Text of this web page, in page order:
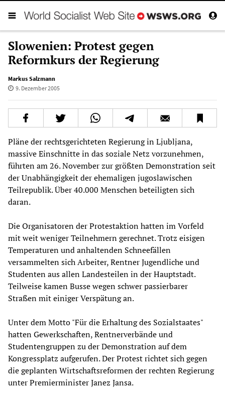
Slowenien: Protest gegen
Reformkurs der Regierung
Markus Salzmann
9. Dezember 2005
Pläne der rechtsgerichteten Regierung in Ljubljana,
massive Einschnitte in das soziale Netz vorzunehmen,
führten am 26. November zur größten Demonstration seit
der Unabhängigkeit der ehemaligen jugoslawischen
Teilrepublik. Über 40.000 Menschen beteiligten sich
daran.
Die Organisatoren der Protestaktion hatten im Vorfeld
mit weit weniger Teilnehmern gerechnet. Trotz eisigen
Temperaturen und anhaltenden Schneefällen
versammelten sich Arbeiter, Rentner Jugendliche und
Studenten aus allen Landesteilen in der Hauptstadt.
Teilweise kamen Busse wegen schwer passierbarer
Straßen mit einiger Verspätung an.
Unter dem Motto "Für die Erhaltung des Sozialstaates"
hatten Gewerkschaften, Rentnerverbände und
Studentengruppen zu der Demonstration auf dem
Kongressplatz aufgerufen. Der Protest richtet sich gegen
die geplanten Wirtschaftsreformen der rechten Regierung
unter Premierminister Janez Jansa.